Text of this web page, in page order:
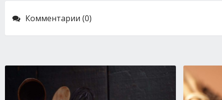
Комментарии (0)